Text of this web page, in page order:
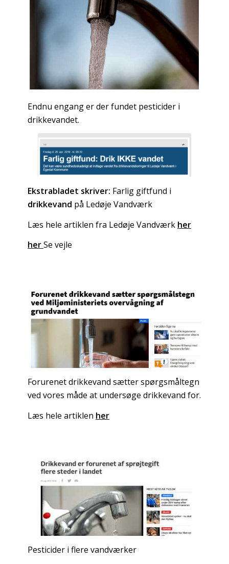
Endnu engang er der fundet pesticider i
drikkevandet.
Ekstrabladet skriver: Farlig giftfund i
drikkevand på Ledøje Vandværk
Læs hele artiklen fra Ledøje Vandværk her
herSe vejle
Forurenet drikkevand sætter spørgsmåltegn
ved vores måde at undersøge drikkevand for.
Læs hele artiklen her
Pesticider i flere vandværker